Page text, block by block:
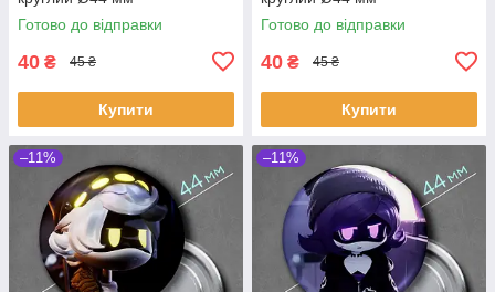
Готово до відправки
40 ₴ 45 ₴
Купити
Готово до відправки
40 ₴ 45 ₴
Купити
–11% –11%